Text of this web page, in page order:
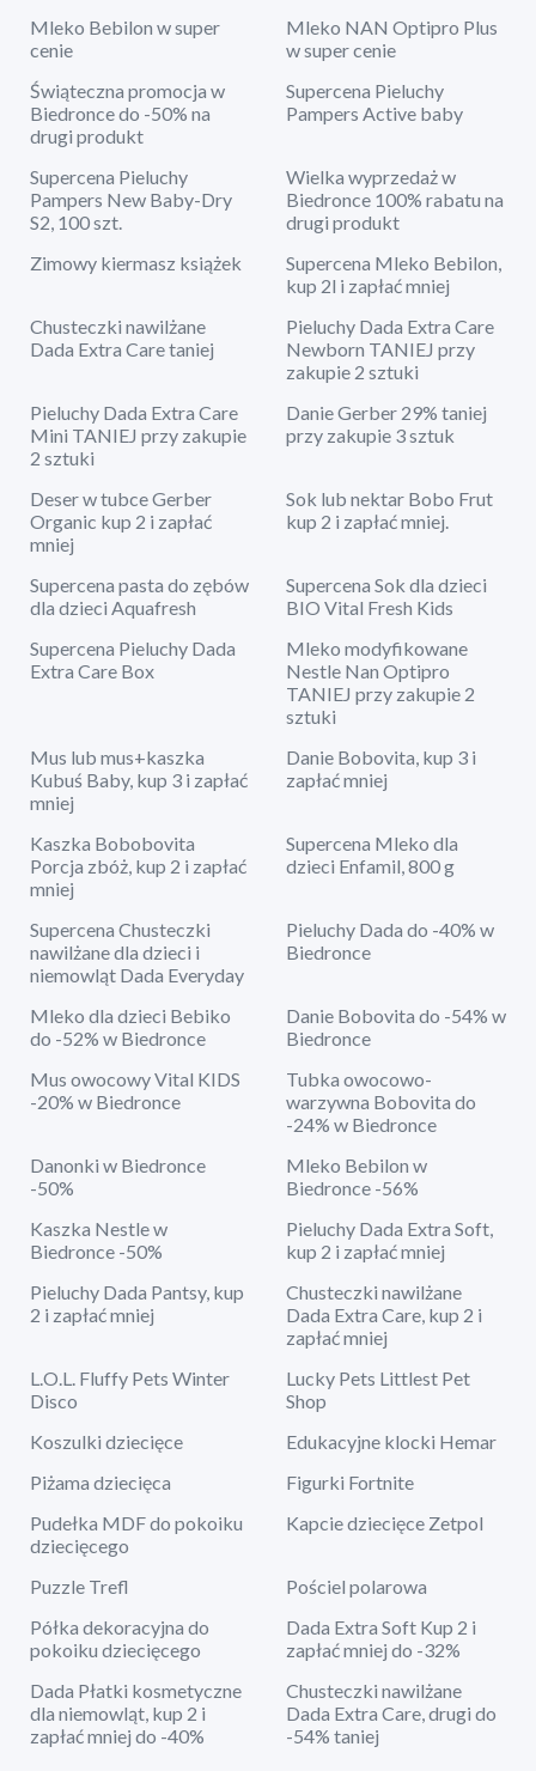
Mleko Bebilon w super
cenie
Mleko NAN Optipro Plus
w super cenie
Świąteczna promocja w
Biedronce do -50% na
drugi produkt
Supercena Pieluchy
Pampers Active baby
Supercena Pieluchy
Pampers New Baby-Dry
S2, 100 szt.
Wielka wyprzedaż w
Biedronce 100% rabatu na
drugi produkt
Zimowy kiermasz książek
Supercena Mleko Bebilon,
kup 2l i zapłać mniej
Chusteczki nawilżane
Dada Extra Care taniej
Pieluchy Dada Extra Care
Newborn TANIEJ przy
zakupie 2 sztuki
Pieluchy Dada Extra Care
Mini TANIEJ przy zakupie
2 sztuki
Danie Gerber 29% taniej
przy zakupie 3 sztuk
Deser w tubce Gerber
Organic kup 2 i zapłać
mniej
Sok lub nektar Bobo Frut
kup 2 i zapłać mniej.
Supercena pasta do zębów
dla dzieci Aquafresh
Supercena Sok dla dzieci
BIO Vital Fresh Kids
Supercena Pieluchy Dada
Extra Care Box
Mleko modyfikowane
Nestle Nan Optipro
TANIEJ przy zakupie 2
sztuki
Mus lub mus+kaszka
Kubuś Baby, kup 3 i zapłać
mniej
Danie Bobovita, kup 3 i
zapłać mniej
Kaszka Bobobovita
Porcja zbóż, kup 2 i zapłać
mniej
Supercena Mleko dla
dzieci Enfamil, 800 g
Supercena Chusteczki
nawilżane dla dzieci i
niemowląt Dada Everyday
Pieluchy Dada do -40% w
Biedronce
Mleko dla dzieci Bebiko
do -52% w Biedronce
Danie Bobovita do -54% w
Biedronce
Mus owocowy Vital KIDS
-20% w Biedronce
Tubka owocowo-
warzywna Bobovita do
-24% w Biedronce
Danonki w Biedronce
-50%
Mleko Bebilon w
Biedronce -56%
Kaszka Nestle w
Biedronce -50%
Pieluchy Dada Extra Soft,
kup 2 i zapłać mniej
Pieluchy Dada Pantsy, kup
2 i zapłać mniej
Chusteczki nawilżane
Dada Extra Care, kup 2 i
zapłać mniej
L.O.L. Fluffy Pets Winter
Disco
Lucky Pets Littlest Pet
Shop
Koszulki dziecięce
Edukacyjne klocki Hemar
Piżama dziecięca
Figurki Fortnite
Pudełka MDF do pokoiku
dziecięcego
Kapcie dziecięce Zetpol
Puzzle Trefl
Pościel polarowa
Półka dekoracyjna do
pokoiku dziecięcego
Dada Extra Soft Kup 2 i
zapłać mniej do -32%
Dada Płatki kosmetyczne
dla niemowląt, kup 2 i
zapłać mniej do -40%
Chusteczki nawilżane
Dada Extra Care, drugi do
-54% taniej